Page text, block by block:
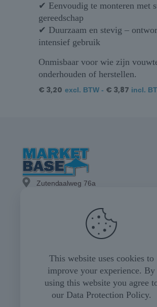
✔ Eenvoudig te monteren met
gereedschap
✔ Duurzaam en stevig –
intensief gebruik
Onmisbaar voor wie zijn
onderhouden of herstellen.
€ 3,20 excl. BTW - € 3,87 incl.
Zutendaalweg 76a
info@marketbase.be
+(32) 89/49.21.15
+(32) 475/24.98.07
+(32) 475/35.04.23
Maandag tot vrijdag08u00 tot 17u00
This website uses cookies to
improve your experience. By
using this website you agree
our Data Protection Policy.